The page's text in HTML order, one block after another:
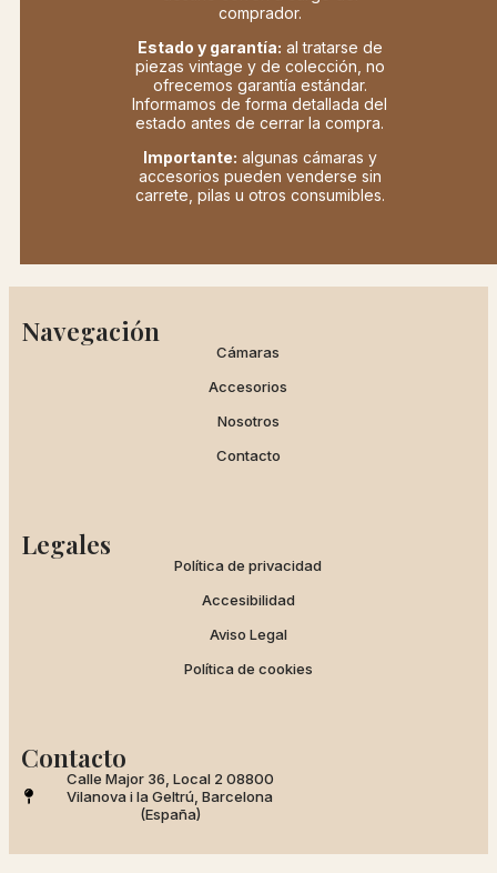
comprador.
Estado y garantía: al tratarse de
piezas vintage y de colección, no
ofrecemos garantía estándar.
Informamos de forma detallada del
estado antes de cerrar la compra.
Importante: algunas cámaras y
accesorios pueden venderse sin
carrete, pilas u otros consumibles.
Navegación
Cámaras
Accesorios
Nosotros
Contacto
Legales
Política de privacidad
Accesibilidad
Aviso Legal
Política de cookies
Contacto
Calle Major 36, Local 2 08800
Vilanova i la Geltrú, Barcelona
(España)